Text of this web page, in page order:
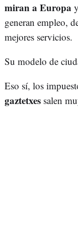
miran a Europa
generan empleo,
mejores servicios.
Su modelo de
Eso sí, los
gaztetxes salen